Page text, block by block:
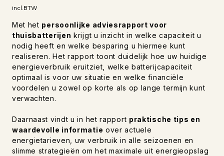
incl.BTW
Met het persoonlijke adviesrapport voor
thuisbatterijen krijgt u inzicht in welke capaciteit u
nodig heeft en welke besparing u hiermee kunt
realiseren. Het rapport toont duidelijk hoe uw huidige
energieverbruik eruitziet, welke batterijcapaciteit
optimaal is voor uw situatie en welke financiële
voordelen u zowel op korte als op lange termijn kunt
verwachten.
Daarnaast vindt u in het rapport praktische tips en
waardevolle informatie over actuele
energietarieven, uw verbruik in alle seizoenen en
slimme strategieën om het maximale uit energieopslag